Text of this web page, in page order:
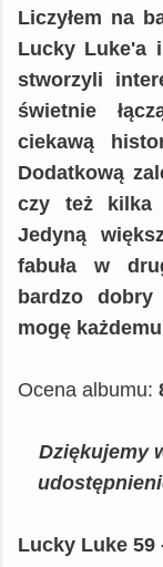
Liczyłem na
Lucky Luke'a
stworzyli
świetnie
ciekawą
Dodatkową
czy też kilka
Jedyną
fabuła w
bardzo
mogę
Ocena albumu:
Dziękujemy
Lucky Luke 59